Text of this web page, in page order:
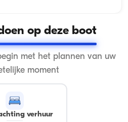
op deze boot
met het plannen van uw
moment
verhuur